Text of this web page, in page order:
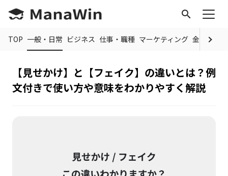
search
TOP 一般・日常 ビジネス 仕事・職種 マーケティング 金融 制度
【見せかけ】と【フェイク】の違いとは？例
文付きで使い方や意味をわかりやすく解説